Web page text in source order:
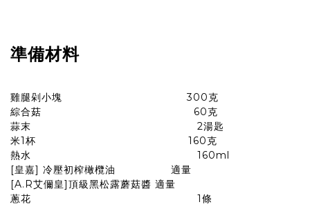
準備材料
雞腿剁小塊 300克
綜合菇 60克
蒜末 2湯匙
米1杯 160克
熱水 160ml
[皇嘉] 冷壓初榨橄欖油 適量
[A.R艾儞皇]頂級黑松露蘑菇醬 適量
蔥花 1條